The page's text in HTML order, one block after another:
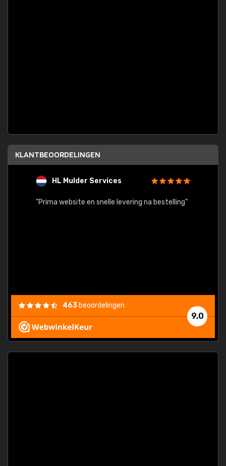
KLANTBEOORDELINGEN
HL Mulder Services
"Prima website en snelle levering na bestelling"
9,0
463 beoordelingen